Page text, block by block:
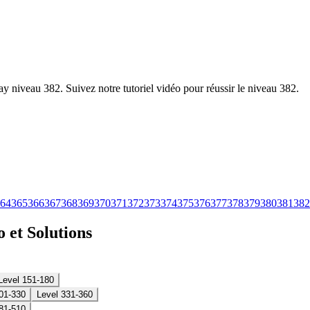
niveau 382. Suivez notre tutoriel vidéo pour réussir le niveau 382.
365366367368369370371372373374375376377378379380381382
et Solutions
151-180
330
Level 331-360